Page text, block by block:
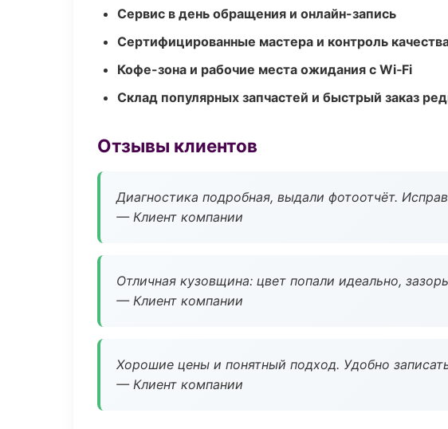
Сервис в день обращения и онлайн-запись
Сертифицированные мастера и контроль
Кофе-зона и рабочие места ожидания с Wi‑Fi
Склад популярных запчастей и быстрый заказ
Отзывы клиентов
Диагностика подробная, выдали фотоотчёт.
— Клиент компании
Отличная кузовщина: цвет попали идеально,
— Клиент компании
Хорошие цены и понятный подход. Удобно
— Клиент компании